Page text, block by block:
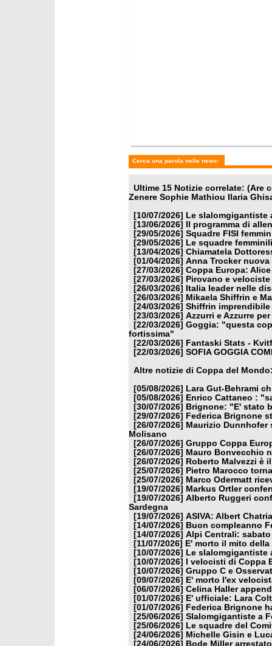
Cerca una parola nelle news:
Ultime 15 Notizie correlate: (Are
Zenere Sophie Mathiou Ilaria
[10/07/2026]
Le
[13/06/2026]
Il programma di
[29/05/2026] Squadre FISI
[29/05/2026]
Le squadre
[13/04/2026] Chiamatela
[01/04/2026] Anna Trocker
[27/03/2026] Coppa Europa:
[27/03/2026]
Pirovano e
[26/03/2026]
Italia leader nelle
[26/03/2026] Mikaela Shiffrin e
[24/03/2026] Shiffrin imprendibile
[23/03/2026] Azzurri e Azzurre
[22/03/2026] Goggia: "questa
fortissima"
[22/03/2026]
Fantaski Stats -
[22/03/2026] SOFIA GOGGIA
Altre notizie di Coppa del
[05/08/2026]
Lara Gut-Behrami
[05/08/2026]
Enrico Cattaneo :
[30/07/2026]
Brignone: "E' stato
[29/07/2026]
Federica Brignone
[26/07/2026] Maurizio Dunnhofer
Molisano
[26/07/2026] Gruppo Coppa
[26/07/2026] Mauro Bonvecchio
[26/07/2026]
Roberto Malvezzi è
[25/07/2026]
Pietro Marocco
[25/07/2026] Marco Odermatt
[19/07/2026] Markus Ortler
[19/07/2026] Alberto Ruggeri
Sardegna
[19/07/2026] ASIVA: Albert
[14/07/2026]
Buon compleanno
[14/07/2026] Alpi Centrali:
[11/07/2026]
E' morto il mito
[10/07/2026]
Le
[10/07/2026]
I velocisti di Coppa
[10/07/2026] Gruppo C e
[09/07/2026]
E' morto l'ex
[06/07/2026] Celina Haller
[01/07/2026]
E' ufficiale: Lara
[01/07/2026]
Federica Brignone
[25/06/2026] Slalomgigantiste a
[25/06/2026]
Le squadre del
[24/06/2026] Michelle Gisin e
[24/06/2026]
Bode Miller